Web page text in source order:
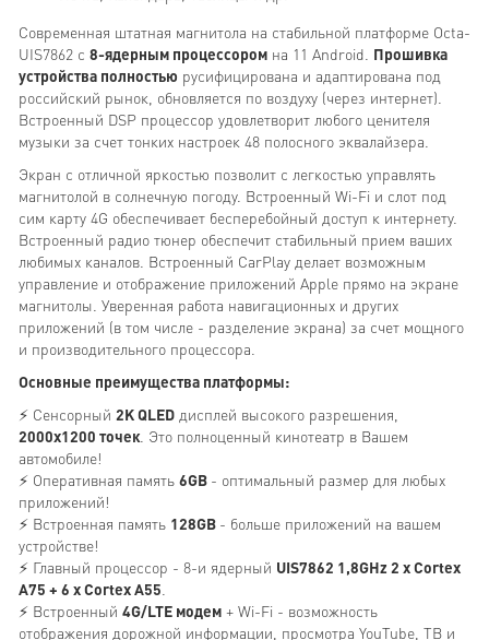
Современная штатная магнитола на стабильной платформе Octa-
UIS7862 с 8-ядерным процессором на 11 Android. Прошивка
устройства полностью русифицирована и адаптирована под
российский рынок, обновляется по воздуху (через интернет).
Встроенный DSP процессор удовлетворит любого ценителя
музыки за счет тонких настроек 48 полосного эквалайзера.
Экран с отличной яркостью позволит с легкостью управлять
магнитолой в солнечную погоду. Встроенный Wi-Fi и слот под
сим карту 4G обеспечивает бесперебойный доступ к интернету.
Встроенный радио тюнер обеспечит стабильный прием ваших
любимых каналов. Встроенный CarPlay делает возможным
управление и отображение приложений Apple прямо на экране
магнитолы. Уверенная работа навигационных и других
приложений (в том числе - разделение экрана) за счет мощного
и производительного процессора.
Основные преимущества платформы:
⚡ Сенсорный 2K QLED дисплей высокого разрешения,
2000х1200 точек . Это полноценный кинотеатр в Вашем
автомобиле!
⚡ Оперативная память 6GB - оптимальный размер для любых
приложений!
⚡ Встроенная память 128GB - больше приложений на вашем
устройстве!
⚡ Главный процессор - 8-и ядерный UIS7862 1,8GHz 2 x Cortex
A75 + 6 x Cortex A55
⚡ Встроенный 4G/LTE модем + Wi-Fi - возможность
отображения дорожной информации, просмотра YouTube, ТВ и